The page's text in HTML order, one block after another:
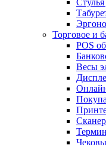
Торговое и
POS
Весы